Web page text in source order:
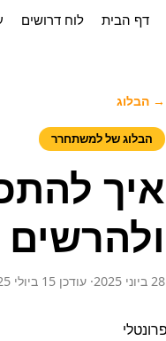
דף הבית לוח דרושים
→ הבלוג
הבלוג של למשתחרר
איך
28 ביוני 2025 · עודכן 15 ביולי 2025